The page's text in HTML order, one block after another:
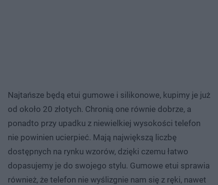
Najtańsze będą etui gumowe i silikonowe, kupimy je już
od około 20 złotych. Chronią one równie dobrze, a
ponadto przy upadku z niewielkiej wysokości telefon
nie powinien ucierpieć. Mają największą liczbę
dostępnych na rynku wzorów, dzięki czemu łatwo
dopasujemy je do swojego stylu. Gumowe etui sprawia
również, że telefon nie wyślizgnie nam się z ręki, nawet